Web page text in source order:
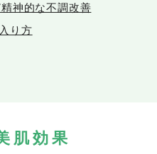
神的な不調改善
り方
肌効果